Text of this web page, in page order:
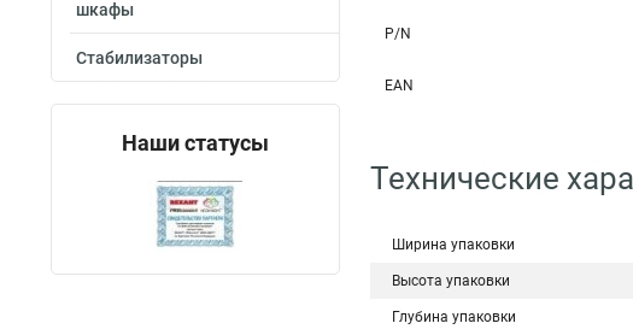
шкафы
Стабилизаторы
Наши статусы
P/N
EAN
Технические
Ширина упаковки
Высота упаковки
Глубина упаковки